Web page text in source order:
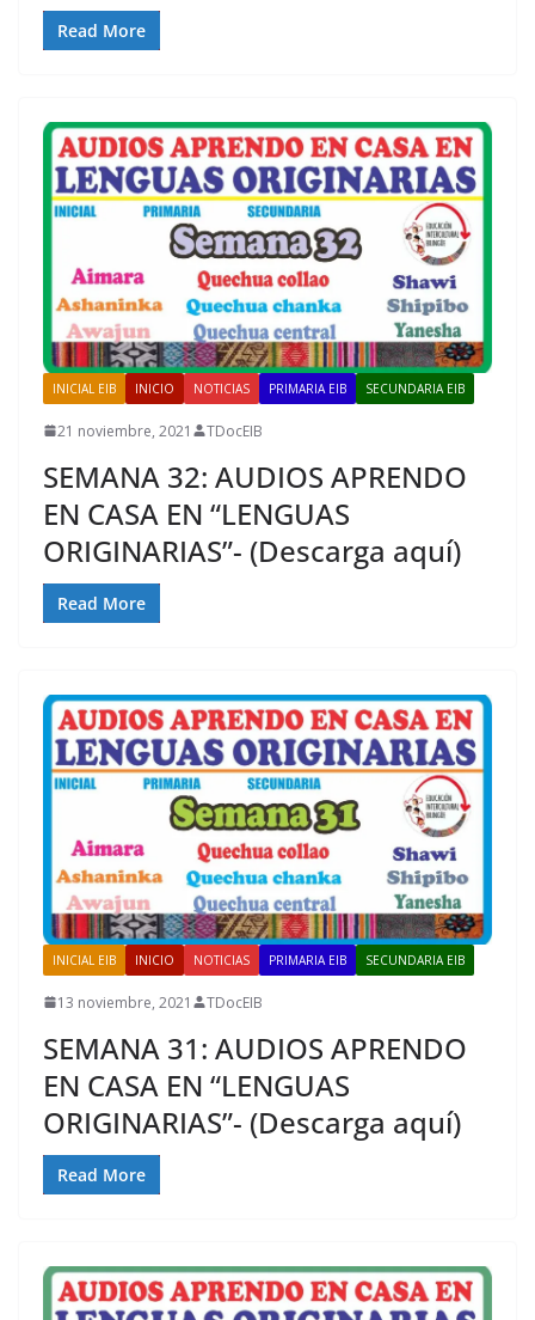
Read More
INICIAL EIB INICIO NOTICIAS PRIMARIA EIB SECUNDARIA EIB
21 noviembre, 2021 TDocEIB
SEMANA 32: AUDIOS APRENDO
EN CASA EN “LENGUAS
ORIGINARIAS”- (Descarga aquí)
Read More
INICIAL EIB INICIO NOTICIAS PRIMARIA EIB SECUNDARIA EIB
13 noviembre, 2021 TDocEIB
SEMANA 31: AUDIOS APRENDO
EN CASA EN “LENGUAS
ORIGINARIAS”- (Descarga aquí)
Read More